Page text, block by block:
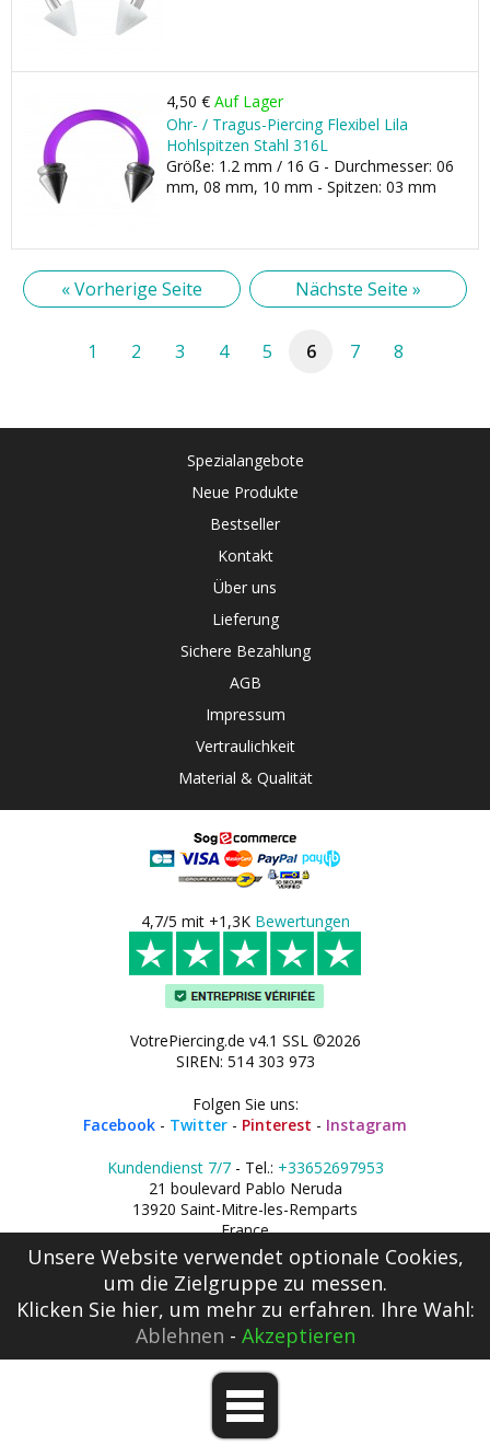
4,50 € Auf Lager
Ohr- / Tragus-Piercing Flexibel Lila
Hohlspitzen Stahl 316L
Größe: 1.2 mm / 16 G - Durchmesser: 06
mm, 08 mm, 10 mm - Spitzen: 03 mm
« Vorherige Seite Nächste Seite »
1 2 3 4 5 6 7 8
Spezialangebote
Neue Produkte
Bestseller
Kontakt
Über uns
Lieferung
Sichere Bezahlung
AGB
Impressum
Vertraulichkeit
Material & Qualität
4,7/5 mit +1,3K Bewertungen
VotrePiercing.de v4.1 SSL ©2026
SIREN: 514 303 973
Folgen Sie uns:
Facebook - Twitter - Pinterest - Instagram
Kundendienst 7/7- Tel.: +33652697953
21 boulevard Pablo Neruda
13920 Saint-Mitre-les-Remparts
France
Unsere Website verwendet optionale Cookies,
um die Zielgruppe zu messen.
Klicken Sie hier, um mehr zu erfahren. Ihre Wahl:
Ablehnen - Akzeptieren